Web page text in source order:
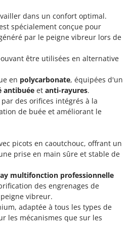
dans un confort optimal.
spécialement conçue pour
par le peigne vibreur lors de
être utilisées en alternative
en polycarbonate, équipées d'un
antibuée et anti-rayures.
des orifices intégrés à la
de buée et améliorant le
picots en caoutchouc, offrant un
prise en main sûre et stable de
multifonction professionnelle
des engrenages de
vibreur.
adaptée à tous les types de
les mécanismes que sur les